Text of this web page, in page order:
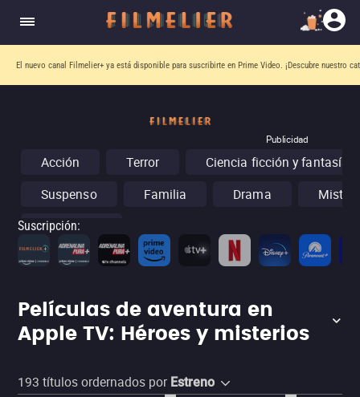
El nuevo canal Filmelier+ ya está disponible para suscribirte en Prime Video. ¡Descubre nuestro
Publicidad
Acción Terror
Ciencia ficción y fantasía
Suspenso
Familia Drama
Conciertos
Suscripción:
Películas de aventura en
Apple TV: Héroes y misterios
193 títulos ordernados por Estreno